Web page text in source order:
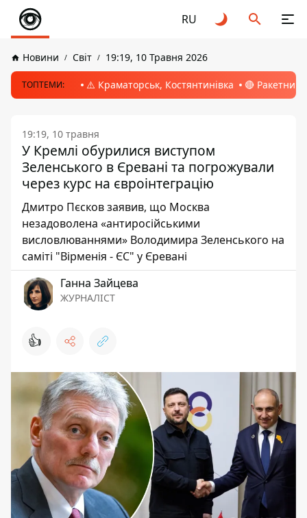
RU
Новини Світ 19:19, 10 Травня 2026
ТОПТЕМИ: ⚠️ Краматорськ, Костянтинівка 🔴 Ракетний
19:19, 10 травня
У Кремлі обурилися виступом
Зеленського в Єревані та погрожували
через курс на євроінтеграцію
Дмитро Пєсков заявив, що Москва
незадоволена «антиросійськими
висловлюваннями» Володимира Зеленського на
саміті "Вірменія - ЄС" у Єревані
Ганна Зайцева
ЖУРНАЛІСТ
👍